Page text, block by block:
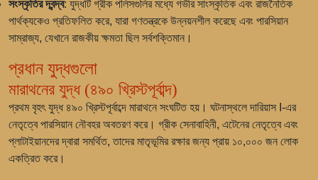
সংস্কৃতির দ্বন্দ্ব: যুদ্ধটি গ্রীক পলিসগুলির মধ্যে গভীর সাংস্কৃতিক এবং রাজনৈতিক
পার্থক্যকেও প্রতিফলিত করে, যারা গণতন্ত্রকে উন্নয়নশীল করেছে এবং পারসিয়ান
সাম্রাজ্য, যেখানে রাজকীয় ক্ষমতা ছিল সর্বশক্তিমান।
প্রধান যুদ্ধগুলো
মারাথনের যুদ্ধ (৪৯০ খ্রিস্টপূর্বাব্দ)
প্রথম বৃহৎ যুদ্ধ ৪৯০ খ্রিস্টপূর্বাব্দে মারাথনে সংঘটিত হয়। ঘটনাস্থলে দারিয়াস I-এর
নেতৃত্বে পারসিয়ান নৌবহর অবতরণ করে। গ্রীক সেনাবাহিনী, এটেনের নেতৃত্বে এবং
প্লাটাইয়ানদের দ্বারা সমর্থিত, তাদের মাতৃভূমির রক্ষার জন্য প্রায় ১০,০০০ জন লোক
একত্রিত করে।